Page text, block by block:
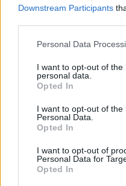
Downstream Participants
Personal Data
I want to opt-out of the
personal data.
Opted In
I want to opt-out of the
Personal Data.
Opted In
I want to opt-out of
Personal Data for
Opted In
Bóg się
truchleje –